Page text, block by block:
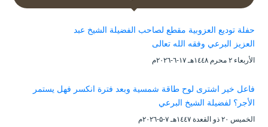
حفلة توديع العزوبية مقطع لصاحب الفضيلة الشيخ عبد
العزيز البرعي وفقه الله تعالى
الأربعاء ۲ محرم ۱٤٤۸هـ ۱۷-٦-۲۰۲٦م
فاعل خير اشترى لوح طاقة شمسية وبعد فترة انكسر فهل يستمر
الأجر؟ لفضيلة الشيخ البرعي
الخميس ۲۰ ذو القعدة ۱٤٤۷هـ ۷-۵-۲۰۲٦م